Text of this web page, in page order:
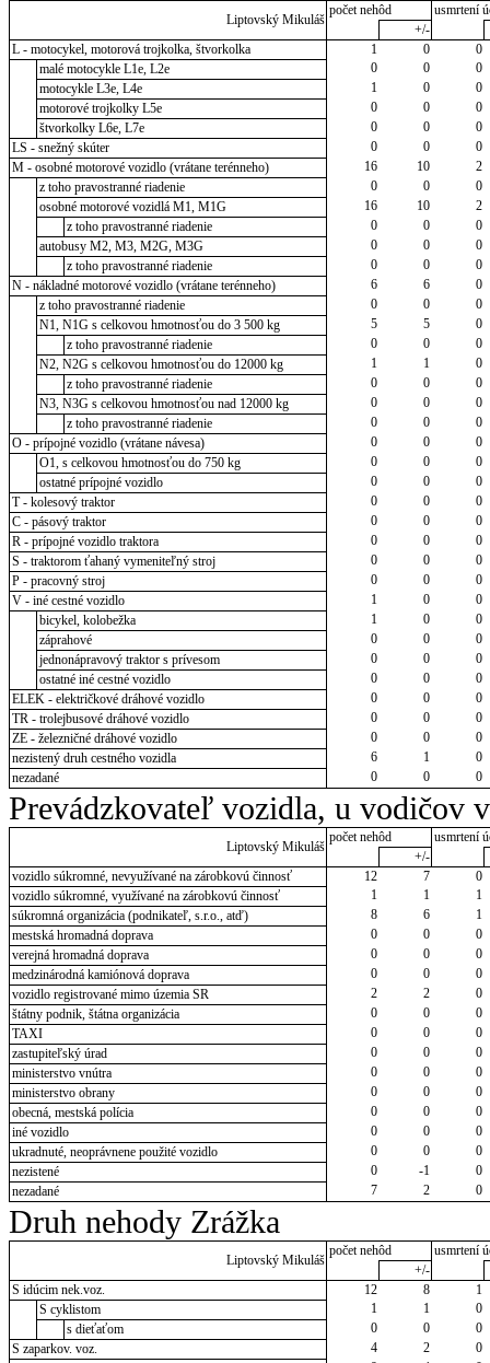
Liptovský Mikuláš
počet nehôd
usmrtení
+/-
L - motocykel, motorová trojkolka, štvorkolka
1 0
0
malé motocykle L1e, L2e
0 0
0
motocykle L3e, L4e
1 0
0
motorové trojkolky L5e
0 0
0
štvorkolky L6e, L7e
0 0
0
LS - snežný skúter
0 0
0
M - osobné motorové vozidlo (vrátane terénneho)
16 10
2
z toho pravostranné riadenie
0 0
0
osobné motorové vozidlá M1, M1G
16 10
2
z toho pravostranné riadenie
0 0
0
autobusy M2, M3, M2G, M3G
0 0
0
z toho pravostranné riadenie
0 0
0
N - nákladné motorové vozidlo (vrátane terénneho)
6 6
0
z toho pravostranné riadenie
0 0
0
N1, N1G s celkovou hmotnosťou do 3 500 kg
5 5
0
z toho pravostranné riadenie
0 0
0
N2, N2G s celkovou hmotnosťou do 12000 kg
1 1
0
z toho pravostranné riadenie
0 0
0
N3, N3G s celkovou hmotnosťou nad 12000 kg
0 0
0
z toho pravostranné riadenie
0 0
0
O - prípojné vozidlo (vrátane návesa)
0 0
0
O1, s celkovou hmotnosťou do 750 kg
0 0
0
ostatné prípojné vozidlo
0 0
0
T - kolesový traktor
0 0
0
C - pásový traktor
0 0
0
R - prípojné vozidlo traktora
0 0
0
S - traktorom ťahaný vymeniteľný stroj
0 0
0
P - pracovný stroj
0 0
0
V - iné cestné vozidlo
1 0
0
bicykel, kolobežka
1 0
0
záprahové
0 0
0
jednonápravový traktor s prívesom
0 0
0
ostatné iné cestné vozidlo
0 0
0
ELEK - električkové dráhové vozidlo
0 0
0
TR - trolejbusové dráhové vozidlo
0 0
0
ZE - železničné dráhové vozidlo
0 0
0
nezistený druh cestného vozidla
6 1
0
nezadané
0 0 0
Prevádzkovateľ vozidla, u vodičov
Liptovský Mikuláš
počet nehôd
usmrtení
+/-
vozidlo súkromné, nevyužívané na zárobkovú činnosť
12 7
0
vozidlo súkromné, využívané na zárobkovú činnosť
1 1
1
súkromná organizácia (podnikateľ, s.r.o., atď)
8 6
1
mestská hromadná doprava
0 0
0
verejná hromadná doprava
0 0
0
medzinárodná kamiónová doprava
0 0
0
vozidlo registrované mimo územia SR
2 2
0
štátny podnik, štátna organizácia
0 0
0
TAXI
0 0
0
zastupiteľský úrad
0 0
0
ministerstvo vnútra
0 0
0
ministerstvo obrany
0 0
0
obecná, mestská polícia
0 0
0
iné vozidlo
0 0
0
ukradnuté, neoprávnene použité vozidlo
0 0
0
nezistené
0 -1
0
nezadané
7 2 0
Druh nehody Zrážka
Liptovský Mikuláš
počet nehôd
usmrtení
+/-
S idúcim nek.voz.
12 8
1
S cyklistom
1 1
0
s dieťaťom
0 0
0
S zaparkov. voz.
4 2
0